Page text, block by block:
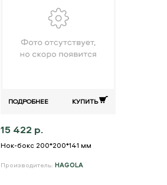
ПОДРОБНЕЕ КУПИТЬ
15 422 р.
Нок-бокс 200*200*141 мм
Производитель: HAGOLA